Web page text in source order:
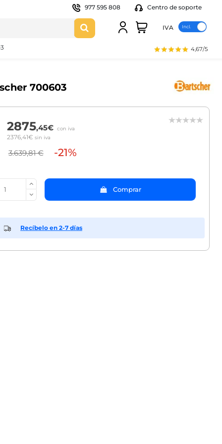
977 595 808 Centro de soporte
IVA
4,67/5
700603
2875,45€ con iva
2376,41€ sin iva
3.639,81 € -21%
Comprar
Recíbelo en 2-7 días